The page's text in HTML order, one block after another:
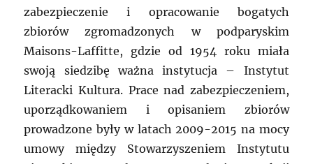
zabezpieczenie i opracowanie bogatych
zbiorów zgromadzonych w podparyskim
Maisons-Laffitte, gdzie od 1954 roku miała
swoją siedzibę ważna instytucja – Instytut
Literacki Kultura. Prace nad zabezpieczeniem,
uporządkowaniem i opisaniem zbiorów
prowadzone były w latach 2009-2015 na mocy
umowy między Stowarzyszeniem Instytutu